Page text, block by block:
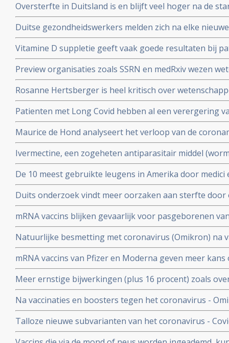
Oversterfte in Duitsland is en blijft veel hoger na de
peer reviewed studie en artsencollectief schrijft
Duitse gezondheidswerkers melden zich na elke
coronavirus - Covid-19 vaker ziek blijkt uit
en derde vaccinatierondes
Vitamine D suppletie geeft vaak goede resultaten bij
coronavirus - Covid-19 en al opgenomen in het
analyse zien van alle studies wereldwijd
Preview organisaties zoals SSRN en medRxiv wezen
onderzoek af als die afweken van Amerikaans
de maatregelen.
Rosanne Hertsberger is heel kritisch over
gemanipuleeerd zwegen over misvattingen tijdens de
Patienten met Long Covid hebben al een verergering
vermoeidheid, moeite met het reguleren van de
disfunctie, zelfs na een lichte inspanning.
Maurice de Hond analyseert het verloop van de
opeenvolgende artikelen.
Ivermectine, een zogeheten antiparasitair middel
coronavirus - Covid-19 zeer goed te kunnen bestrijden.
studies blijkt zeer grote effectiviteit.
De 10 meest gebruikte leugens in Amerika door
klakkeloos overgenomen rondom het corona virus en
buiten
Duits onderzoek vindt meer oorzaken aan sterfte
hersenen, bloedvaten en hart (myocarditis) bij
overleden net na vaccinatie tegen coronavirus.
mRNA vaccins blijken gevaarlijk voor pasgeborenen
moeders. Minder bloedplasmacellen tast immuniteit
blijkt niet bruikbaar voor stamceltransplantaties.
Natuurlijke besmetting met coronavirus (Omikron) na
bescherming, al zijn er twijfels over bescherming door
varianten van Omikron.
mRNA vaccins van Pfizer en Moderna geven meer
dat ze een ziekenhuisopname voorkomen. Blijkt uit
studiegegevens
Meer ernstige bijwerkingen (plus 16 procent) zoals
invaliditeit deden zich voor tijdens de studies van de
Pfizer in vergelijking met de placebogroep
Na vaccinaties en boosters tegen het coronavirus -
overige oorzaken blijkt uit grafieken bijgehouden en
Herman Steigstra, Anton Theunissen en Maurice de
Talloze nieuwe subvarianten van het coronavirus -
boostervaccins en ontsnappen aan eigen